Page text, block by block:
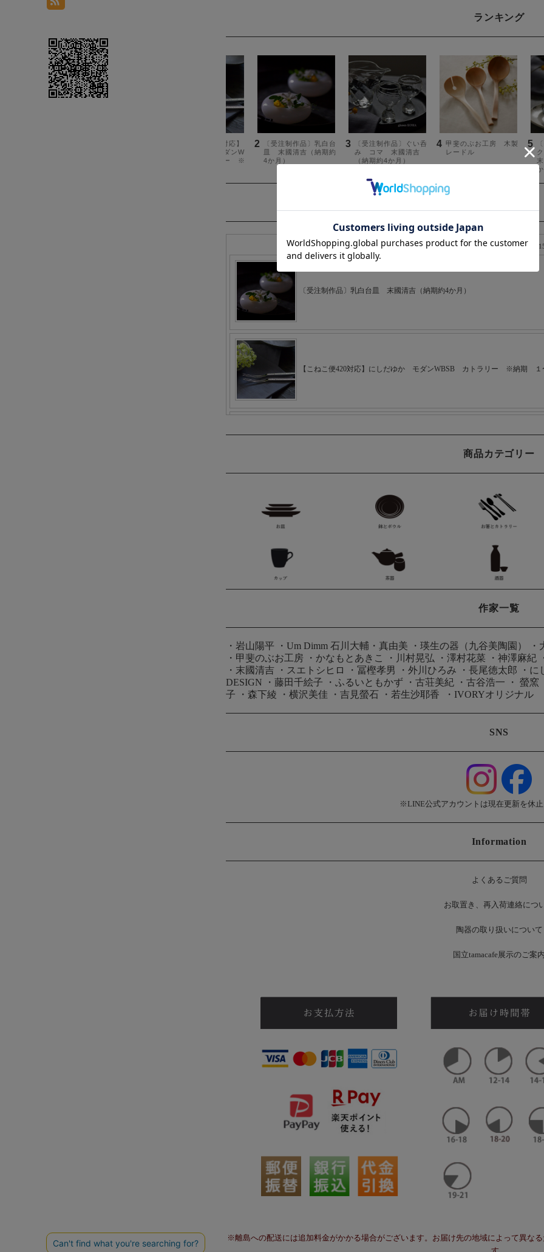
ランキング
商品カテゴリー
作家一覧
・ 岩山陽平 ・ Um Dimm 石川大輔・真由美 ・ 瑛生の器（九谷美陶園） ・
・ 甲斐のぶお工房 ・ かなもとあきこ ・ 川村晃弘 ・ 澤村花菜 ・ 神澤麻紀
・ 末國清吉 ・ スエトシヒロ ・ 冨樫孝男 ・ 外川ひろみ ・ 長尾徳太郎 ・ に
DESIGN
・ 藤田千絵子 ・ ふるいともかず ・ 古荘美紀 ・ 古谷浩一 ・ 螢窯
子
・ 森下綾 ・ 横沢美佳 ・ 吉見螢石 ・ 若生沙耶香 ・ IVORYオリジナル
SNS
※LINE公式アカウントは現在更新を休
Information
よくあるご質問
お取置き、再入荷連絡につ
陶器の取り扱いについて
国立tamacafe展示のご案
※離島への配送には追加料金がかかる場合がございます。お届け先の地域によって異な